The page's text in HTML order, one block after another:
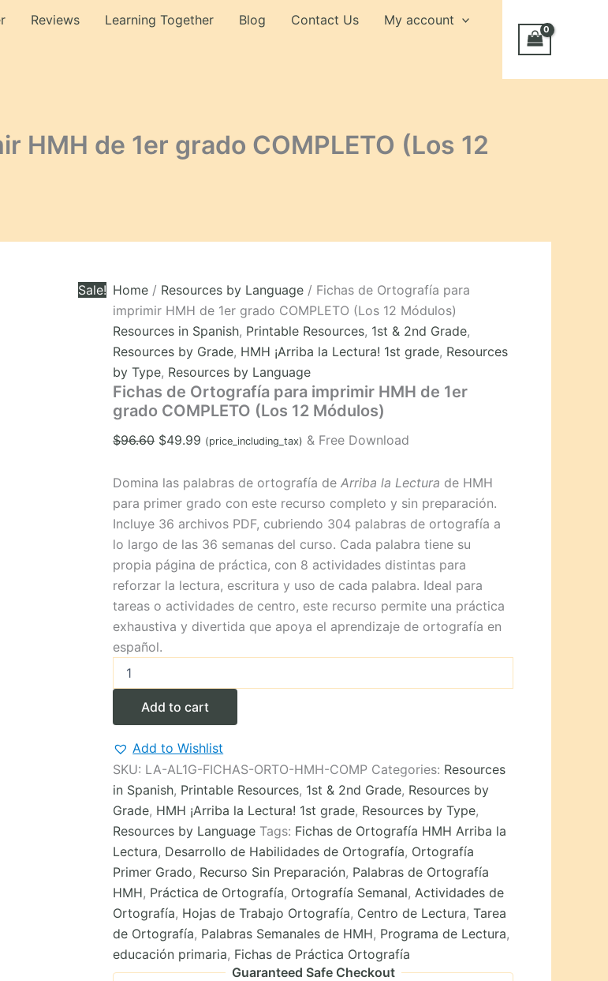
Reviews Learning Together Blog Contact Us My account
HMH de 1er grado COMPLETO (Los 12
Sale! Home / Resources by Language / Fichas de Ortografía para
imprimir HMH de 1er grado COMPLETO (Los 12 Módulos)
Resources in Spanish, Printable Resources, 1st & 2nd Grade,
Resources by Grade, HMH ¡Arriba la Lectura! 1st grade, Resources
by Type, Resources by Language
Fichas de Ortografía para imprimir HMH de 1er
grado COMPLETO (Los 12 Módulos)
$96.60 Original
was:
$96.60.
$49.99 Current
is:
$49.99.
(price_including_tax) & Free Download
Domina las palabras de ortografía deArriba la Lectura de HMH
para primer grado con este recurso completo y sin preparación.
Incluye 36 archivos PDF, cubriendo 304 palabras de ortografía a
lo largo de las 36 semanas del curso. Cada palabra tiene su
propia página de práctica, con 8 actividades distintas para
reforzar la lectura, escritura y uso de cada palabra. Ideal para
tareas o actividades de centro, este recurso permite una práctica
exhaustiva y divertida que apoya el aprendizaje de ortografía en
español.
Ortografía
imprimir
HMH
de
1er
grado
COMPLETO
12
Módulos)
quantity
Add to cart
Add to Wishlist
SKU: LA-AL1G-FICHAS-ORTO-HMH-COMP Categories: Resources
in Spanish, Printable Resources, 1st & 2nd Grade, Resources by
Grade, HMH ¡Arriba la Lectura! 1st grade, Resources by Type,
Resources by Language Tags: Fichas de Ortografía HMH Arriba la
Lectura, Desarrollo de Habilidades de Ortografía, Ortografía
Primer Grado, Recurso Sin Preparación, Palabras de Ortografía
HMH, Práctica de Ortografía, Ortografía Semanal,Actividades de
Ortografía, Hojas de Trabajo Ortografía, Centro de Lectura,Tarea
de Ortografía, Palabras Semanales de HMH, Programa de Lectura,
educación primaria, Fichas de Práctica Ortografía
Guaranteed Safe Checkout
HMH
Módulos)
quantity